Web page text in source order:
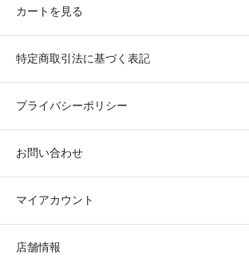
カートを見る
特定商取引法に基づく表記
プライバシーポリシー
お問い合わせ
マイアカウント
店舗情報